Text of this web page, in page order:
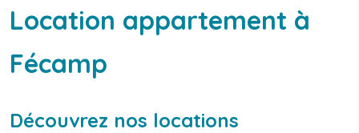
Location appartement à
Fécamp
Découvrez nos locations